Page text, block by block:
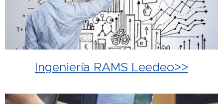
Ingeniería RAMS Leedeo>>